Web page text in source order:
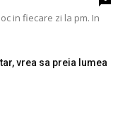
in fiecare zi la pm. In
vrea sa preia lumea